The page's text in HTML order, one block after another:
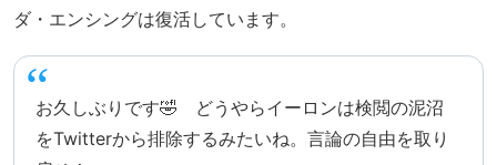
ダ・エンシングは復活しています。
お久しぶりです🤣 どうやらイーロンは検閲の泥沼
をTwitterから排除するみたいね。言論の自由を取り